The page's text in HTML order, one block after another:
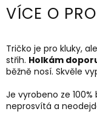
VÍCE O
Tričko je pro kluky,
střih. Holkám
běžně nosí. Skvěle
Je vyrobeno ze
neprosvítá a